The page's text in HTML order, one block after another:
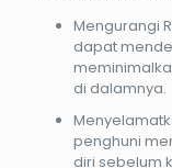
Mengurangi
dapat
di dalamnya.
penghuni
diri sebelum